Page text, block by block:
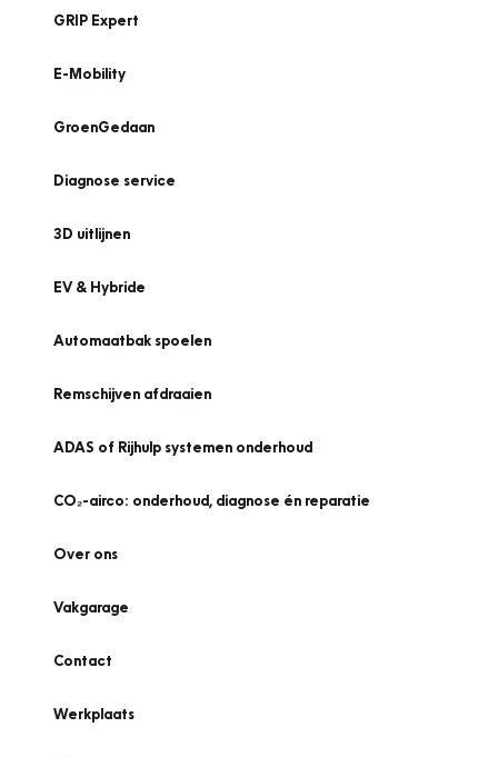
GRIP Expert
E-Mobility
GroenGedaan
Diagnose service
3D uitlijnen
EV & Hybride
Automaatbak spoelen
Remschijven afdraaien
ADAS of Rijhulp systemen onderhoud
CO₂-airco: onderhoud, diagnose én reparatie
Over ons
Vakgarage
Contact
Werkplaats